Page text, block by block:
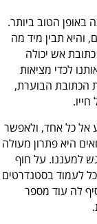
הטוב ביותר.
והיא תבין מיד מה
אש יכולה
לכדי מציאות
הכתובת הבוערת,
אל כל אחד, ולאפשר
היא פתרון מעולה
למעננו. על חוף
לעמוד בסטנדרטים
לה עוד מספר